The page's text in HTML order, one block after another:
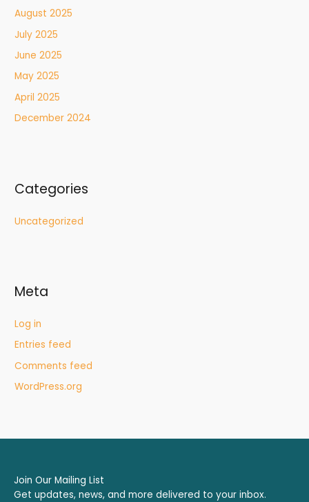
August 2025
July 2025
June 2025
May 2025
April 2025
December 2024
Categories
Uncategorized
Meta
Log in
Entries feed
Comments feed
WordPress.org
Join Our Mailing List
Get updates, news, and more delivered to your inbox.